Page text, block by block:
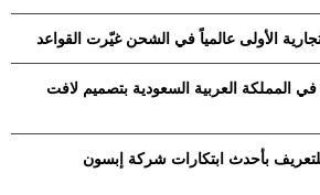
H
الأولى عالمياً في الشحن غيّرت القواعد
أوبو تطلق سلسلة رينو 16 في المملكة العربية السعودية بتصميم لافت
بأحدث ابتكارات شركة إبسون